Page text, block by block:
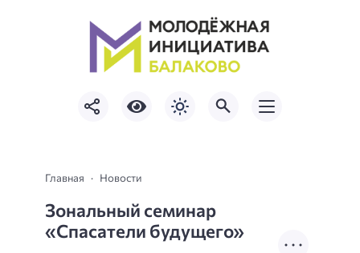
Главная Новости
Зональный семинар
«Спасатели будущего»